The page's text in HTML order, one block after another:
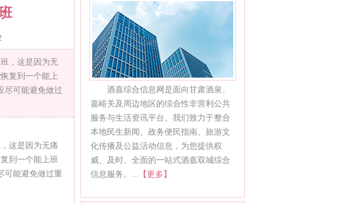
酒嘉综合信息网是面向甘肃酒泉、
嘉峪关及周边地区的综合性非营利公共
服务与生活资讯平台。我们致力于整合
本地民生新闻、政务便民指南、旅游文
化传播及公益活动信息，为您提供权
威、及时、全面的一站式酒嘉双城综合
信息服务。... 【更多】
，这是因为无
复到一个能上
尽可能避免做过
这是因为无痛
到一个能上班
可能避免做过重